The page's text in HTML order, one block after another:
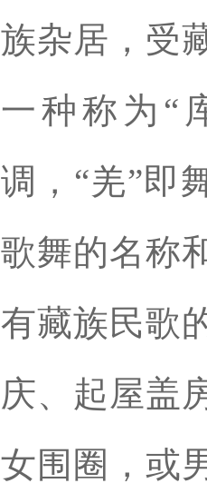
族杂居，受
一种称为“
调，“羌”即
歌舞的名称
有藏族民歌
庆、起屋盖
女围圈，或